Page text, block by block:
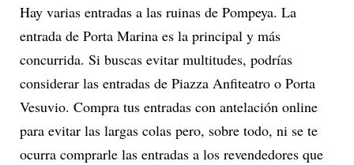
Hay varias entradas a las ruinas de Pompeya. La
entrada de Porta Marina es la principal y más
concurrida. Si buscas evitar multitudes, podrías
considerar las entradas de Piazza Anfiteatro o Porta
Vesuvio. Compra tus entradas con antelación online
para evitar las largas colas pero, sobre todo, ni se te
ocurra comprarle las entradas a los revendedores que